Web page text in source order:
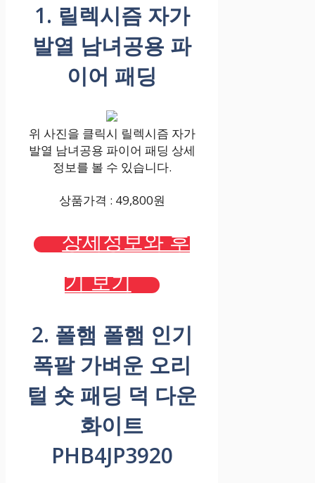
1. 릴렉시즘 자가
발열 남녀공용 파
이어 패딩
위 사진을 클릭시 릴렉시즘 자가
발열 남녀공용 파이어 패딩 상세
정보를 볼 수 있습니다.
상품가격 : 49,800원
상세정보와 후
기 보기
2. 폴햄 폴햄 인기
폭팔 가벼운 오리
털 숏 패딩 덕 다운
화이트
PHB4JP3920